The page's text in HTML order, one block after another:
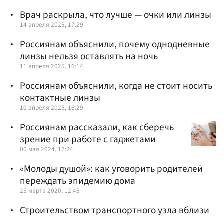
Врач раскрыла, что лучше — очки или линзы
14 апреля 2025, 17:29
Россиянам объяснили, почему однодневные
линзы нельзя оставлять на ночь
11 апреля 2025, 16:14
Россиянам объяснили, когда не стоит носить
контактные линзы
10 апреля 2025, 16:29
Россиянам рассказали, как сберечь
зрение при работе с гаджетами
06 мая 2024, 17:24
«Молоды душой»: как уговорить родителей
переждать эпидемию дома
25 марта 2020, 12:45
Строительством транспортного узла вблизи